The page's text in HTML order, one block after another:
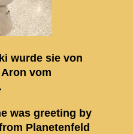
wurde sie von
vom
was greeting by
Planetenfeld